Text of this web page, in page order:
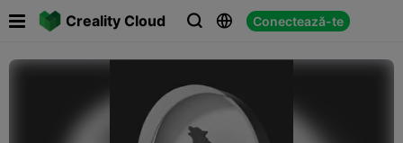
Creality Cloud   Conectează-te
 